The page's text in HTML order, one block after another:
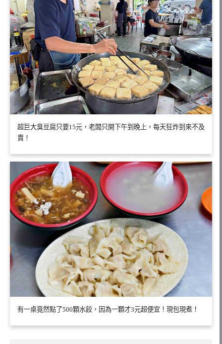
超巨大臭豆腐只要15元，老闆只開下午到晚上，每天狂炸到來不及
賣！
有一桌竟然點了500顆水餃，因為一顆才3元超便宜！現包現煮！